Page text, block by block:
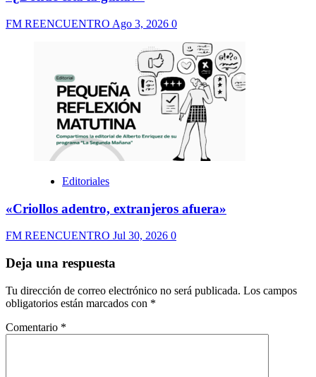
FM REENCUENTRO Ago 3, 2026 0
Editoriales
«Criollos adentro, extranjeros afuera»
FM REENCUENTRO Jul 30, 2026 0
Deja una respuesta
Tu dirección de correo electrónico no será publicada. Los campos
obligatorios están marcados con *
Comentario *